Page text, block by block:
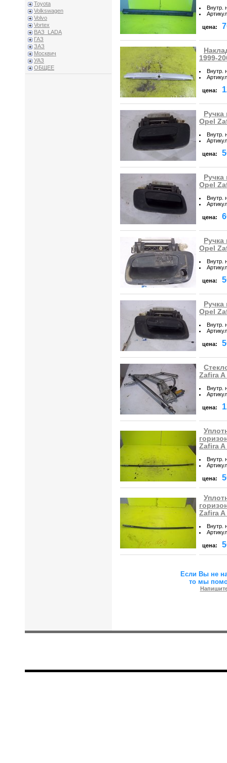
Toyota
Volkswagen
Volvo
Vortex
ВАЗ_LADA
ГАЗ
ЗАЗ
Москвич
УАЗ
ОБЩЕЕ
Внутр.
Артикул
цена:
1999-
Внутр.
Артикул
цена:
Opel
Внутр.
Артикул
цена:
Opel
Внутр.
Артикул
цена:
Opel
Внутр.
Артикул
цена:
Opel
Внутр.
Артикул
цена:
Zafira A
Внутр.
Артикул
цена:
Zafira A
Внутр.
Артикул
цена:
Zafira A
Внутр.
Артикул
цена:
Если Вы не
то мы